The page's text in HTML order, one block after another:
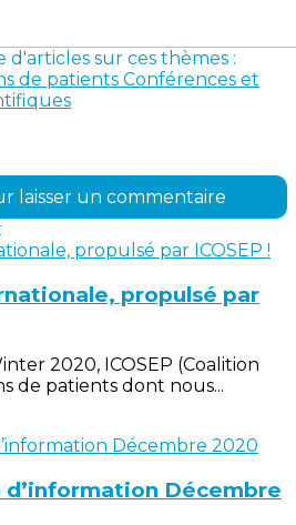
d'articles sur ces thèmes :
de patients Conférences et
laisser un commentaire
propulsé par
2020, ICOSEP (Coalition
de patients dont nous...
d’information Décembre